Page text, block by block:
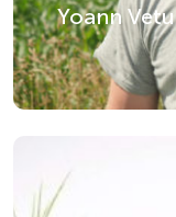
Yoann Vetu